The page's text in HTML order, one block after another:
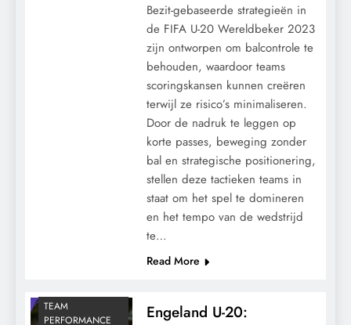
Bezit-gebaseerde strategieën in
de FIFA U-20 Wereldbeker 2023
zijn ontworpen om balcontrole te
behouden, waardoor teams
scoringskansen kunnen creëren
terwijl ze risico’s minimaliseren.
Door de nadruk te leggen op
korte passes, beweging zonder
bal en strategische positionering,
stellen deze tactieken teams in
staat om het spel te domineren
en het tempo van de wedstrijd
te…
Read More
TEAM
PERFORMANCE
Engeland U-20: